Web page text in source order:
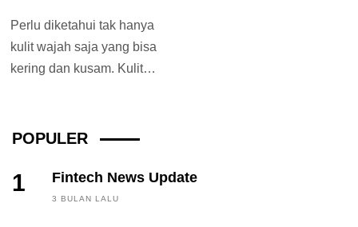
Perlu diketahui tak hanya
kulit wajah saja yang bisa
kering dan kusam. Kulit
POPULER
1 Fintech News Update
3 BULAN LALU